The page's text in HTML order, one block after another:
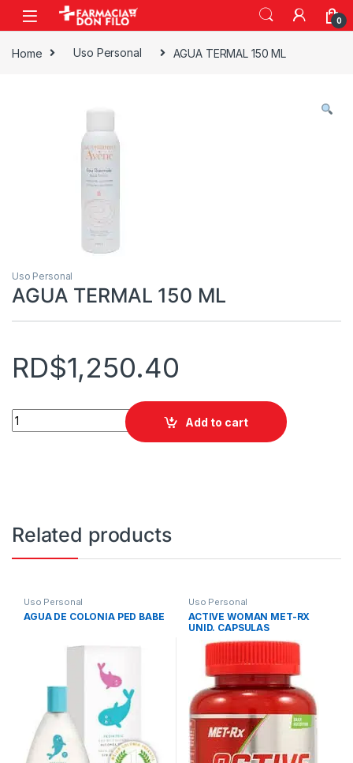
0
Home Uso Personal AGUA TERMAL 150 ML
Uso Personal
AGUA TERMAL 150 ML
RD$1,250.40
AGUA TERMAL 150 ML quantity
Add to cart
Related products
Uso Personal
AGUA DE COLONIA PED BABE
Uso Personal
ACTIVE WOMAN MET-RX
UNID. CAPSULAS